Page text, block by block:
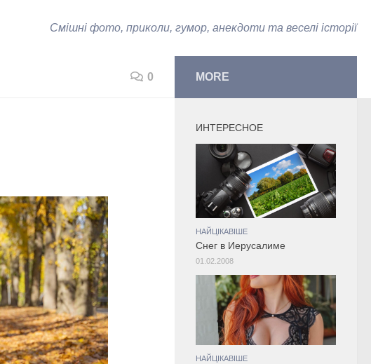
Смішні фото, приколи, гумор, анекдоти та веселі історії
0 MORE
ИНТЕРЕСНОЕ
НАЙЦІКАВІШЕ
Снег в Иерусалиме
01.02.2008
НАЙЦІКАВІШЕ